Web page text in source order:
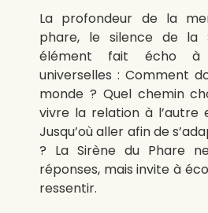
La profondeur de la
phare, le silence de la
élément fait écho à
universelles : Comment
monde ? Quel chemin
vivre la relation à l’autre
Jusqu’où aller afin de
? La Sirène du Phare
réponses, mais invite à
ressentir.